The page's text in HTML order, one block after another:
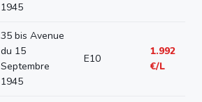
1945
35 bis Avenue
du 15
Septembre
1945
E10
1.992
€/L